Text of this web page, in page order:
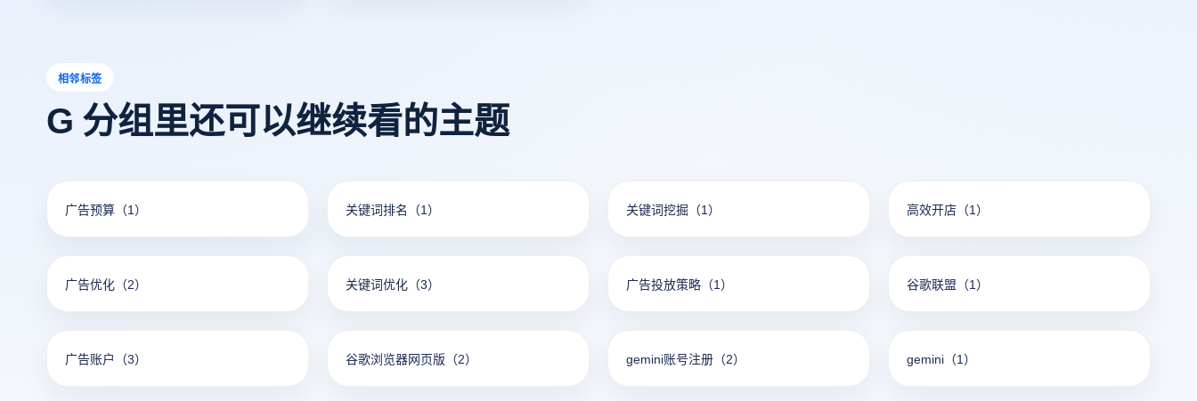
相邻标签
G 分组里还可以继续看的主题
广告预算 （1） 关键词排名 （1） 关键词挖掘 （1） 高效开店 （1）
广告优化 （2） 关键词优化 （3） 广告投放策略 （1） 谷歌联盟 （1）
广告账户 （3） 谷歌浏览器网页版 （2） gemini账号注册 （2） gemini （1）